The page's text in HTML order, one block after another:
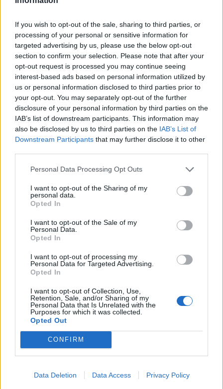
If you wish to opt-out of the sale, sharing to third parties, or
processing of your personal or sensitive information for
targeted advertising by us, please use the below opt-out
section to confirm your selection. Please note that after your
opt-out request is processed you may continue seeing
interest-based ads based on personal information utilized by
us or personal information disclosed to third parties prior to
your opt-out. You may separately opt-out of the further
disclosure of your personal information by third parties on the
IAB’s list of downstream participants. This information may
also be disclosed by us to third parties on the IAB’s List of
Downstream Participants that may further disclose it to other
Personal Data Processing Opt Outs
I want to opt-out of the Sharing of my
personal data.
Opted In
I want to opt-out of the Sale of my
Personal Data.
Opted In
I want to opt-out of processing my
Personal Data for Targeted Advertising.
Opted In
I want to opt-out of Collection, Use,
Retention, Sale, and/or Sharing of my
Personal Data that Is Unrelated with the
Purposes for which it was collected.
Opted Out
CONFIRM
Data Deletion Data Access Privacy Policy
Classic Mantra
Riepilogo stagione
Titolare 2 - 5
Entrato 7 - 18%
Squalificato 0 - 0%
Infortunato 0 - 0%
Scarica riepilogo
stagionale
MON 1-2 TOR
NAP 4-0
1-2 UDI